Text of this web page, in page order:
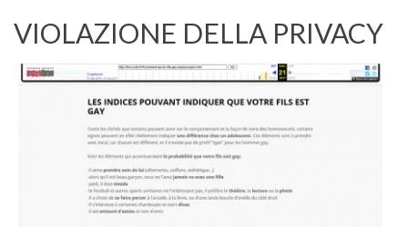
VIOLAZIONE DELLA PRIVACY